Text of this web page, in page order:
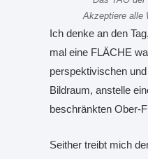
Akzeptiere alle
Ich denke an den
mal eine FLÄCHE
perspektivischen
Bildraum, anstelle
beschränkten Ober-
Seither treibt mich